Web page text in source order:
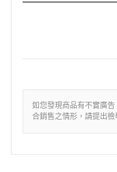
如您發現商品有不實廣
合銷售之情形，請提出檢